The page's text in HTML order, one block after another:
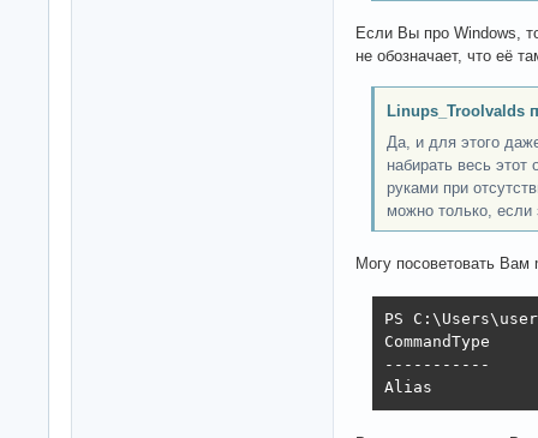
Если Вы про Windows,
не обозначает, что её
Linups_Troolvalds
Да, и для этого
набирать весь
руками при
можно только,
Могу посоветовать Вам
PS
-----------
Alias